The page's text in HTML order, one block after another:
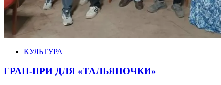
КУЛЬТУРА
ГРАН-ПРИ ДЛЯ «ТАЛЬЯНОЧКИ»